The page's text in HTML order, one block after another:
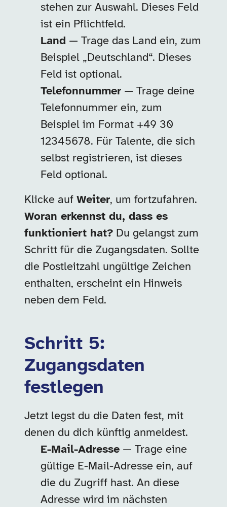
stehen zur Auswahl. Dieses Feld
ist ein Pflichtfeld.
Land — Trage das Land ein, zum
Beispiel „Deutschland“. Dieses
Feld ist optional.
Telefonnummer — Trage deine
Telefonnummer ein, zum
Beispiel im Format +49 30
12345678. Für Talente, die sich
selbst registrieren, ist dieses
Feld optional.
Klicke auf Weiter, um fortzufahren.
Woran erkennst du, dass es
funktioniert hat? Du gelangst zum
Schritt für die Zugangsdaten. Sollte
die Postleitzahl ungültige Zeichen
enthalten, erscheint ein Hinweis
neben dem Feld.
Schritt 5:
Zugangsdaten
festlegen
Jetzt legst du die Daten fest, mit
denen du dich künftig anmeldest.
E-Mail-Adresse — Trage eine
gültige E-Mail-Adresse ein, auf
die du Zugriff hast. An diese
Adresse wird im nächsten